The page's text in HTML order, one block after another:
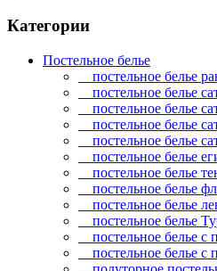
Категории
Постельное белье
постельное белье
постельное белье
постельное белье
постельное белье
постельное белье
постельное белье
постельное белье
постельное белье
постельное белье
постельное белье
постельное белье с
постельное белье с